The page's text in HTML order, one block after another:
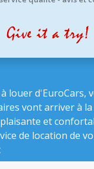
louer d'EuroCars,
vont arriver à
et
de location de